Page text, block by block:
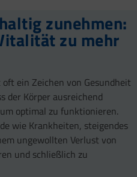
zunehmen:
zu mehr
ein Zeichen von Gesundheit
der Körper ausreichend
optimal zu funktionieren.
wie Krankheiten, steigendes
ungewollten Verlust von
und schließlich zu